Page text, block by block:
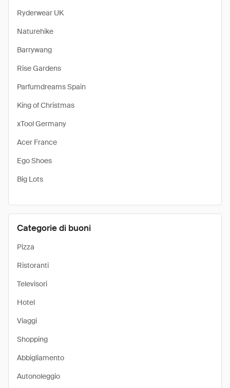
Ryderwear UK
Naturehike
Barrywang
Rise Gardens
Parfumdreams Spain
King of Christmas
xTool Germany
Acer France
Ego Shoes
Big Lots
Categorie di buoni
Pizza
Ristoranti
Televisori
Hotel
Viaggi
Shopping
Abbigliamento
Autonoleggio